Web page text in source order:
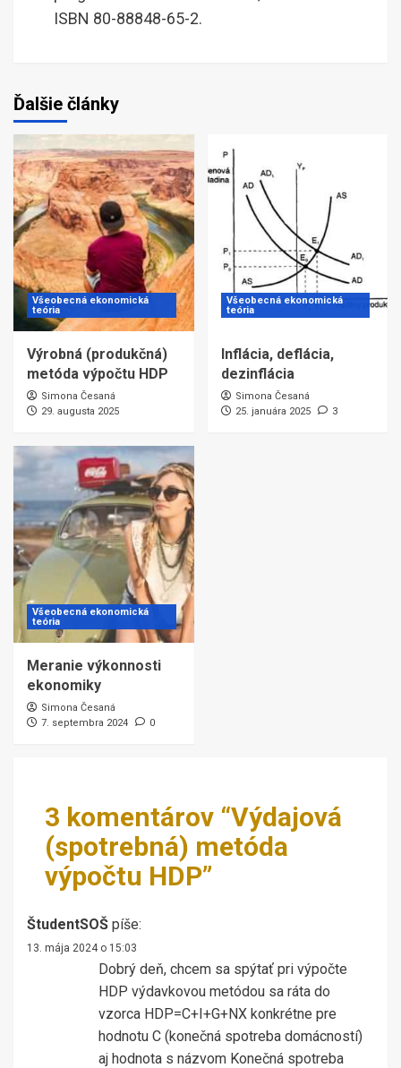
ISBN 80-88848-65-2.
Ďalšie články
Všeobecná ekonomická
teória
Výrobná (produkčná)
metóda výpočtu HDP
Simona Česaná
29. augusta 2025
Všeobecná ekonomická
teória
Inflácia, deflácia,
dezinflácia
Simona Česaná
25. januára 2025
3
Všeobecná ekonomická
teória
Meranie výkonnosti
ekonomiky
Simona Česaná
7. septembra 2024
0
3 komentárov “Výdajová
(spotrebná) metóda
výpočtu HDP”
ŠtudentSOŠ píše:
13. mája 2024 o 15:03
Dobrý deň, chcem sa spýtať pri výpočte
HDP výdavkovou metódou sa ráta do
vzorca HDP=C+I+G+NX konkrétne pre
hodnotu C (konečná spotreba domácností)
aj hodnota s názvom Konečná spotreba